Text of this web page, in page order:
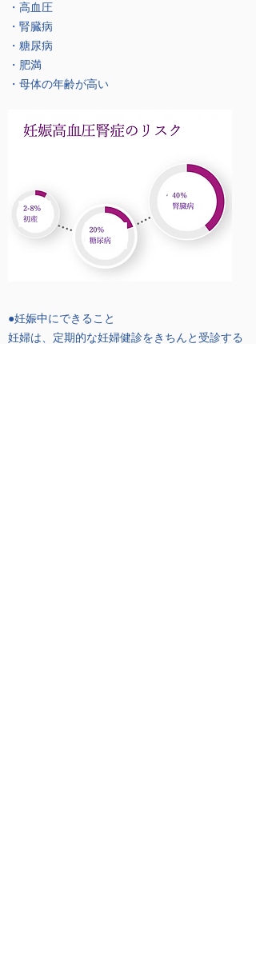
・高血圧
・腎臓病
・糖尿病
・肥満
・母体の年齢が高い
●妊娠中にできること
妊婦は、定期的な妊婦健診をきちんと受診する